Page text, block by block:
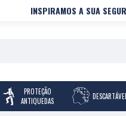
INSPIRAMOS A SUA
PROTEÇÃO
ANTIQUEDAS